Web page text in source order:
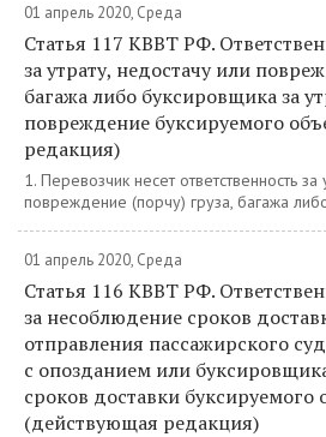
01 апрель 2020, Среда
Статья 117 КВВТ РФ.
за утрату, недостачу или
багажа либо буксировщика за
повреждение буксируемого
редакция)
1. Перевозчик несет ответственность за
повреждение (порчу) груза, багажа
01 апрель 2020, Среда
Статья 116 КВВТ РФ.
за несоблюдение сроков
отправления пассажирского
с опозданием или
сроков доставки буксируемого
(действующая редакция)